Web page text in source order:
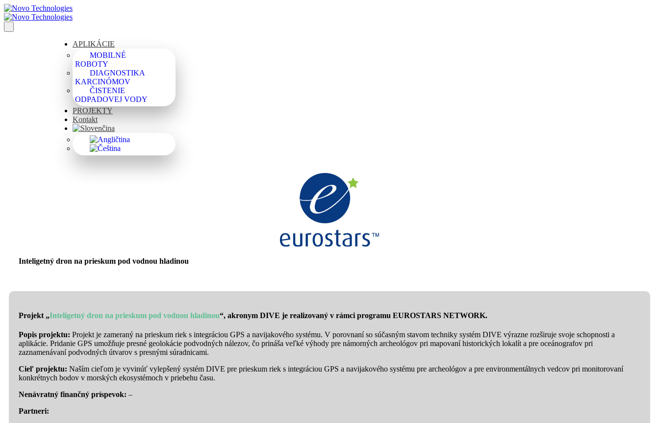
APLIKÁCIE
MOBILNÉ
ROBOTY
DIAGNOSTIKA
KARCINÓMOV
ČISTENIE
ODPADOVEJ VODY
PROJEKTY
Kontakt
Inteligetný dron na prieskum pod vodnou hladinou
Projekt „Inteligetný dron na prieskum pod vodnou hladinou“, akronym DIVE je realizovaný v rámci programu EUROSTARS NETWORK.
Popis projektu: Projekt je zameraný na prieskum riek s integráciou GPS a navijakového systému. V porovnaní so súčasným stavom techniky systém DIVE výrazne rozširuje svoje schopnosti a
aplikácie. Pridanie GPS umožňuje presné geolokácie podvodných nálezov, čo prináša veľké výhody pre námorných archeológov pri mapovaní historických lokalít a pre oceánografov pri
zaznamenávaní podvodných útvarov s presnými súradnicami.
Cieľ projektu: Naším cieľom je vyvinúť vylepšený systém DIVE pre prieskum riek s integráciou GPS a navijakového systému pre archeológov a pre environmentálnych vedcov pri monitorovaní
konkrétnych bodov v morských ekosystémoch v priebehu času.
Nenávratný finančný príspevok: –
Partneri: